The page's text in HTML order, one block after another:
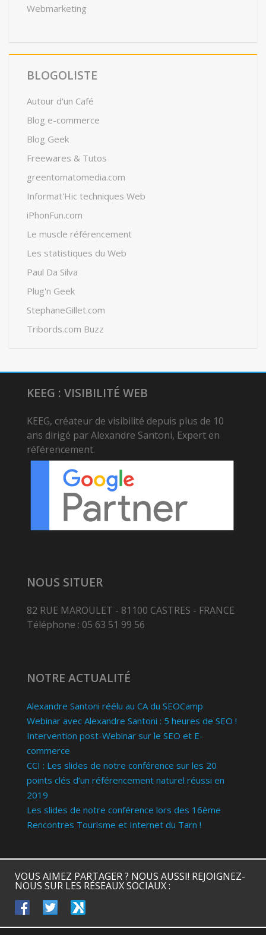
Webmarketing
BLOGOLISTE
Autour d'un Café
Blog e-commerce
Blog Geek
Freewares & Tutos
greentomatomedia.com
Informat'Hic techniques Web
iPhonFun.com
Le muscle référencement
Les statistiques du Web
Paul Da Silva
Plug'n Geek
StephaneGillet.com
Tribords.com Buzz
KEEG : VISIBILITÉ WEB
KEEG, créateur de visibilité depuis plus de 10
ans dirigé par Alexandre Santoni, Expert en
référencement.
NOUS SITUER
82 RUE MAROULET - 81100 CASTRES - FRANCE
Téléphone : 05 63 51 99 56
NOTRE ACTUALITÉ
Alexandre Santoni réélu au CA du SEOCamp
Webinar avec Alexandre Santoni : 5 heures de SEO !
Intervention post-Webinar sur le SEO et E-
commerce
CCI : Les slides de notre conférence sur les 20
points clés d’un référencement naturel réussi en
2019
Les slides de notre conférence lors des 16ème
Rencontres Tourisme et Internet du Tarn !
VOUS AIMEZ PARTAGER ? NOUS AUSSI! REJOIGNEZ-
NOUS SUR LES RÉSEAUX SOCIAUX :
facebooktwitterkeeg